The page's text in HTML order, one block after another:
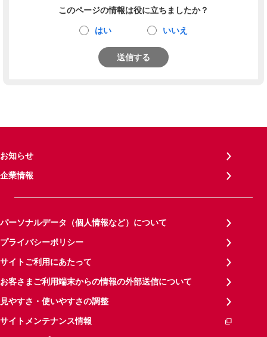
このページの情報は役に立ちましたか？
はい いいえ
送信する
お知らせ
企業情報
パーソナルデータ（個人情報など）について
プライバシーポリシー
サイトご利用にあたって
お客さまご利用端末からの情報の外部送信について
見やすさ・使いやすさの調整
サイトメンテナンス情報